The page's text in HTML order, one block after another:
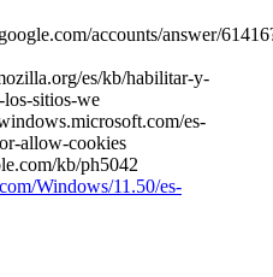
accounts/answer/
es/kb/habilitar-y-
los-sitios-we
es-
allow-cookies
kb/ph5042
Windows/11.50/es-